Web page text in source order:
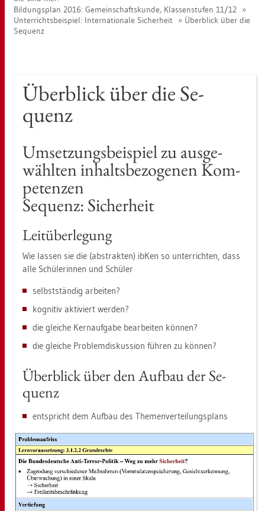
Bil­dungs­plan 2016: Ge­mein­schafts­kun­de, Klas­sen­stu­fen 11/12
Un­ter­richts­bei­spiel: In­ter­na­tio­na­le Si­cher­heit
Über­blick über die
Se­quenz
Über­blick über die Se­
quenz
Um­set­zungs­bei­spiel zu aus­ge­
wähl­ten in­halts­be­zo­ge­nen Kom­
pe­ten­zen
Se­quenz: Si­cher­heit
Leit­über­le­gung
Wie las­sen sie die (abs­trak­ten) ibKen so un­ter­rich­ten, dass
alle Schü­le­rin­nen und Schü­ler
selbst­stän­dig ar­bei­ten?
ko­gni­tiv ak­ti­viert wer­den?
die glei­che Kern­auf­ga­be be­ar­bei­ten kön­nen?
die glei­che Pro­blem­dis­kus­si­on füh­ren zu kön­nen?
Über­blick über den Auf­bau der Se­
quenz
ent­spricht dem Auf­bau des The­men­ver­tei­lungs­plans